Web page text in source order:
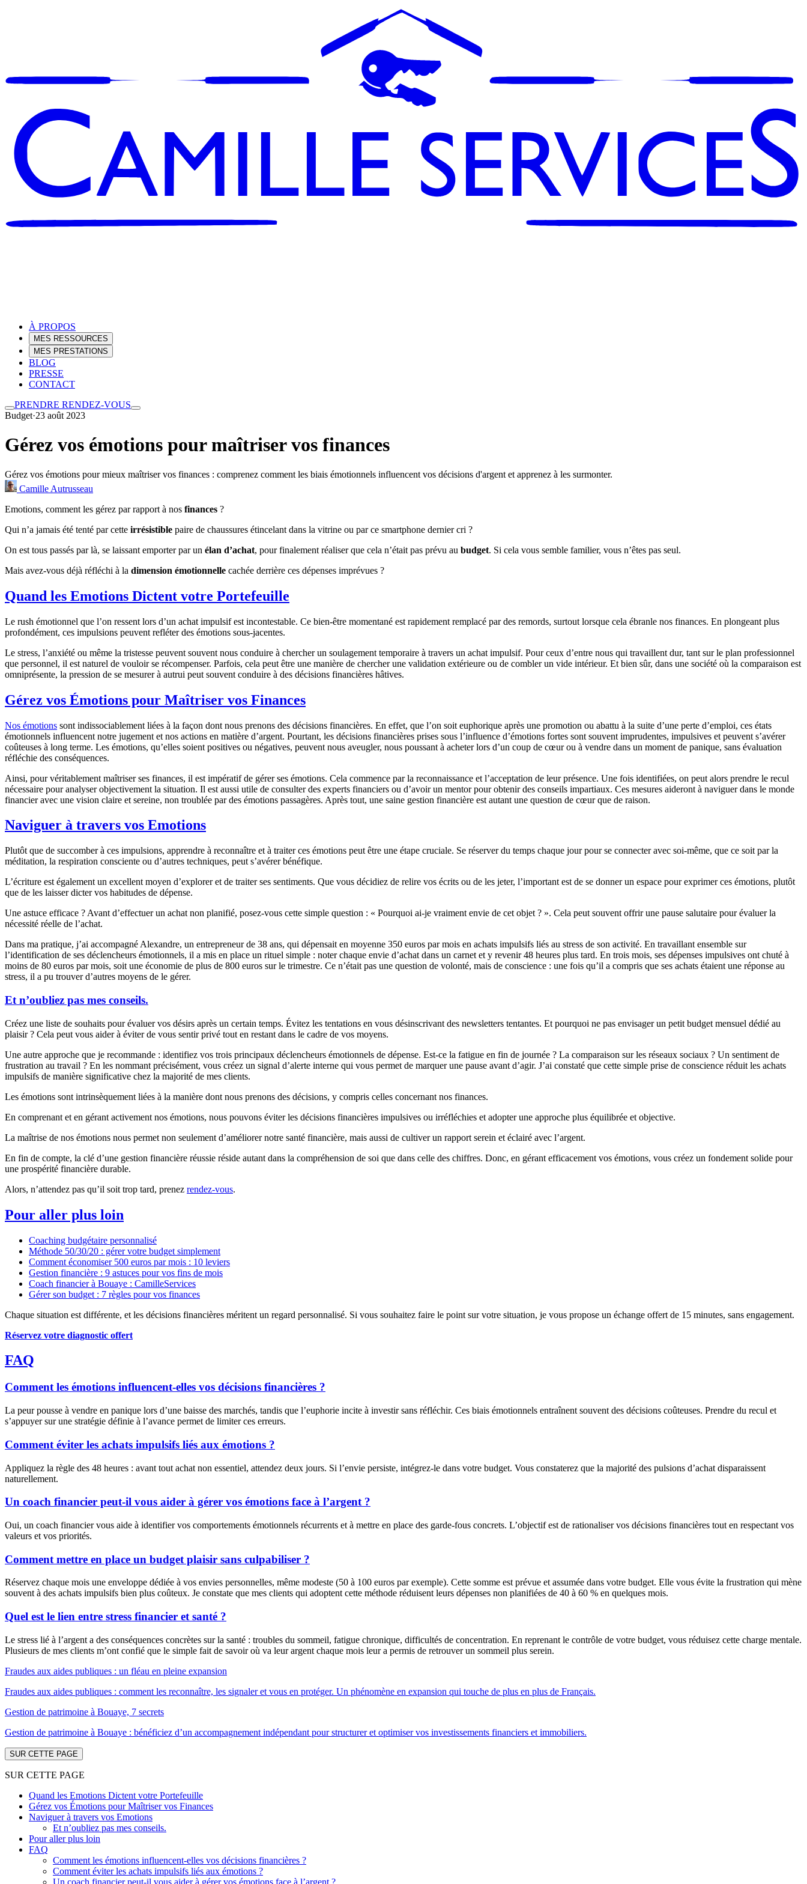
À PROPOS
MES RESSOURCES
MES PRESTATIONS
BLOG
PRESSE
CONTACT
PRENDRE RENDEZ-VOUS
Budget·23 août 2023
Gérez vos émotions pour maîtriser vos finances
Gérez vos émotions pour mieux maîtriser vos finances : comprenez comment les biais émotionnels influencent vos décisions d'argent et apprenez à les surmonter.
Camille Autrusseau
Emotions, comment les gérez par rapport à nos finances ?
Qui n’a jamais été tenté par cette irrésistible paire de chaussures étincelant dans la vitrine ou par ce smartphone dernier cri ?
On est tous passés par là, se laissant emporter par un élan d’achat, pour finalement réaliser que cela n’était pas prévu au budget. Si cela vous semble familier, vous n’êtes pas seul.
Mais avez-vous déjà réfléchi à la dimension émotionnelle cachée derrière ces dépenses imprévues ?
Quand les Emotions Dictent votre Portefeuille
Le rush émotionnel que l’on ressent lors d’un achat impulsif est incontestable. Ce bien-être momentané est rapidement remplacé par des remords, surtout lorsque cela ébranle nos finances. En plongeant plus
profondément, ces impulsions peuvent refléter des émotions sous-jacentes.
Le stress, l’anxiété ou même la tristesse peuvent souvent nous conduire à chercher un soulagement temporaire à travers un achat impulsif. Pour ceux d’entre nous qui travaillent dur, tant sur le plan professionnel
que personnel, il est naturel de vouloir se récompenser. Parfois, cela peut être une manière de chercher une validation extérieure ou de combler un vide intérieur. Et bien sûr, dans une société où la comparaison est
omniprésente, la pression de se mesurer à autrui peut souvent conduire à des décisions financières hâtives.
Gérez vos Émotions pour Maîtriser vos Finances
Nos émotions sont indissociablement liées à la façon dont nous prenons des décisions financières. En effet, que l’on soit euphorique après une promotion ou abattu à la suite d’une perte d’emploi, ces états
émotionnels influencent notre jugement et nos actions en matière d’argent. Pourtant, les décisions financières prises sous l’influence d’émotions fortes sont souvent imprudentes, impulsives et peuvent s’avérer
coûteuses à long terme. Les émotions, qu’elles soient positives ou négatives, peuvent nous aveugler, nous poussant à acheter lors d’un coup de cœur ou à vendre dans un moment de panique, sans évaluation
réfléchie des conséquences.
Ainsi, pour véritablement maîtriser ses finances, il est impératif de gérer ses émotions. Cela commence par la reconnaissance et l’acceptation de leur présence. Une fois identifiées, on peut alors prendre le recul
nécessaire pour analyser objectivement la situation. Il est aussi utile de consulter des experts financiers ou d’avoir un mentor pour obtenir des conseils impartiaux. Ces mesures aideront à naviguer dans le monde
financier avec une vision claire et sereine, non troublée par des émotions passagères. Après tout, une saine gestion financière est autant une question de cœur que de raison.
Naviguer à travers vos Emotions
Plutôt que de succomber à ces impulsions, apprendre à reconnaître et à traiter ces émotions peut être une étape cruciale. Se réserver du temps chaque jour pour se connecter avec soi-même, que ce soit par la
méditation, la respiration consciente ou d’autres techniques, peut s’avérer bénéfique.
L’écriture est également un excellent moyen d’explorer et de traiter ses sentiments. Que vous décidiez de relire vos écrits ou de les jeter, l’important est de se donner un espace pour exprimer ces émotions, plutôt
que de les laisser dicter vos habitudes de dépense.
Une astuce efficace ? Avant d’effectuer un achat non planifié, posez-vous cette simple question : « Pourquoi ai-je vraiment envie de cet objet ? ». Cela peut souvent offrir une pause salutaire pour évaluer la
nécessité réelle de l’achat.
Dans ma pratique, j’ai accompagné Alexandre, un entrepreneur de 38 ans, qui dépensait en moyenne 350 euros par mois en achats impulsifs liés au stress de son activité. En travaillant ensemble sur
l’identification de ses déclencheurs émotionnels, il a mis en place un rituel simple : noter chaque envie d’achat dans un carnet et y revenir 48 heures plus tard. En trois mois, ses dépenses impulsives ont chuté à
moins de 80 euros par mois, soit une économie de plus de 800 euros sur le trimestre. Ce n’était pas une question de volonté, mais de conscience : une fois qu’il a compris que ses achats étaient une réponse au
stress, il a pu trouver d’autres moyens de le gérer.
Et n’oubliez pas mes conseils.
Créez une liste de souhaits pour évaluer vos désirs après un certain temps. Évitez les tentations en vous désinscrivant des newsletters tentantes. Et pourquoi ne pas envisager un petit budget mensuel dédié au
plaisir ? Cela peut vous aider à éviter de vous sentir privé tout en restant dans le cadre de vos moyens.
Une autre approche que je recommande : identifiez vos trois principaux déclencheurs émotionnels de dépense. Est-ce la fatigue en fin de journée ? La comparaison sur les réseaux sociaux ? Un sentiment de
frustration au travail ? En les nommant précisément, vous créez un signal d’alerte interne qui vous permet de marquer une pause avant d’agir. J’ai constaté que cette simple prise de conscience réduit les achats
impulsifs de manière significative chez la majorité de mes clients.
Les émotions sont intrinsèquement liées à la manière dont nous prenons des décisions, y compris celles concernant nos finances.
En comprenant et en gérant activement nos émotions, nous pouvons éviter les décisions financières impulsives ou irréfléchies et adopter une approche plus équilibrée et objective.
La maîtrise de nos émotions nous permet non seulement d’améliorer notre santé financière, mais aussi de cultiver un rapport serein et éclairé avec l’argent.
En fin de compte, la clé d’une gestion financière réussie réside autant dans la compréhension de soi que dans celle des chiffres. Donc, en gérant efficacement vos émotions, vous créez un fondement solide pour
une prospérité financière durable.
Alors, n’attendez pas qu’il soit trop tard, prenez rendez-vous.
Pour aller plus loin
Coaching budgétaire personnalisé
Méthode 50/30/20 : gérer votre budget simplement
Comment économiser 500 euros par mois : 10 leviers
Gestion financière : 9 astuces pour vos fins de mois
Coach financier à Bouaye : CamilleServices
Gérer son budget : 7 règles pour vos finances
Chaque situation est différente, et les décisions financières méritent un regard personnalisé. Si vous souhaitez faire le point sur votre situation, je vous propose un échange offert de 15 minutes, sans engagement.
Réservez votre diagnostic offert
FAQ
Comment les émotions influencent-elles vos décisions financières ?
La peur pousse à vendre en panique lors d’une baisse des marchés, tandis que l’euphorie incite à investir sans réfléchir. Ces biais émotionnels entraînent souvent des décisions coûteuses. Prendre du recul et
s’appuyer sur une stratégie définie à l’avance permet de limiter ces erreurs.
Comment éviter les achats impulsifs liés aux émotions ?
Appliquez la règle des 48 heures : avant tout achat non essentiel, attendez deux jours. Si l’envie persiste, intégrez-le dans votre budget. Vous constaterez que la majorité des pulsions d’achat disparaissent
naturellement.
Un coach financier peut-il vous aider à gérer vos émotions face à l’argent ?
Oui, un coach financier vous aide à identifier vos comportements émotionnels récurrents et à mettre en place des garde-fous concrets. L’objectif est de rationaliser vos décisions financières tout en respectant vos
valeurs et vos priorités.
Comment mettre en place un budget plaisir sans culpabiliser ?
Réservez chaque mois une enveloppe dédiée à vos envies personnelles, même modeste (50 à 100 euros par exemple). Cette somme est prévue et assumée dans votre budget. Elle vous évite la frustration qui mène
souvent à des achats impulsifs bien plus coûteux. Je constate que mes clients qui adoptent cette méthode réduisent leurs dépenses non planifiées de 40 à 60 % en quelques mois.
Quel est le lien entre stress financier et santé ?
Le stress lié à l’argent a des conséquences concrètes sur la santé : troubles du sommeil, fatigue chronique, difficultés de concentration. En reprenant le contrôle de votre budget, vous réduisez cette charge mentale.
Plusieurs de mes clients m’ont confié que le simple fait de savoir où va leur argent chaque mois leur a permis de retrouver un sommeil plus serein.
Fraudes aux aides publiques : un fléau en pleine expansion
Fraudes aux aides publiques : comment les reconnaître, les signaler et vous en protéger. Un phénomène en expansion qui touche de plus en plus de Français.
Gestion de patrimoine à Bouaye, 7 secrets
Gestion de patrimoine à Bouaye : bénéficiez d’un accompagnement indépendant pour structurer et optimiser vos investissements financiers et immobiliers.
SUR CETTE PAGE
SUR CETTE PAGE
Quand les Emotions Dictent votre Portefeuille
Gérez vos Émotions pour Maîtriser vos Finances
Naviguer à travers vos Emotions
Et n’oubliez pas mes conseils.
Pour aller plus loin
FAQ
Comment les émotions influencent-elles vos décisions financières ?
Comment éviter les achats impulsifs liés aux émotions ?
Un coach financier peut-il vous aider à gérer vos émotions face à l’argent ?